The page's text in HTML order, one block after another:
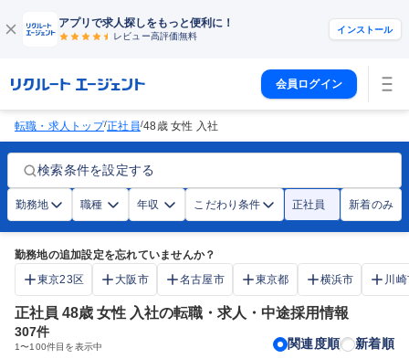
アプリで求人探しをもっと便利に！
レビュー高評価無料
インストール
会員ログイン
転職・求人トップ/正社員/48歳 女性 入社
検索条件を設定する
勤務地 職種 年収 こだわり条件 正社員 新着のみ
勤務地の追加設定を忘れていませんか？
東京23区
大阪市 名古屋市 東京都 横浜市 川
正社員 48歳 女性 入社の転職・求人・中途採用情報
307件
1〜100件目を表示中 関連度順 新着順